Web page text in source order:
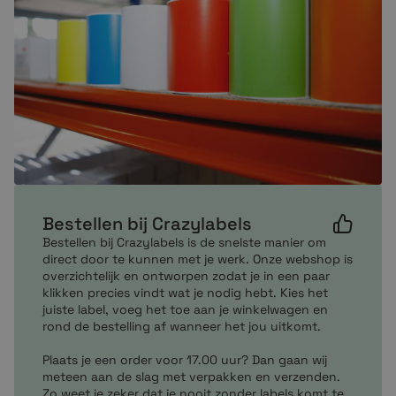
DA402
RZ600
S4M
ZD220
ZD421
ZD621
ZT220
ZT230
ZT510
ZT620
GC420t
GK420t
GX430t
GX420d
Bestellen bij Crazylabels
Bestellen bij Crazylabels is de snelste manier om
direct door te kunnen met je werk. Onze webshop is
overzichtelijk en ontworpen zodat je in een paar
klikken precies vindt wat je nodig hebt. Kies het
juiste label, voeg het toe aan je winkelwagen en
rond de bestelling af wanneer het jou uitkomt.
Plaats je een order voor 17.00 uur? Dan gaan wij
meteen aan de slag met verpakken en verzenden.